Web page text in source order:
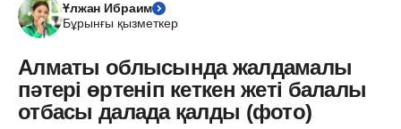
Ұлжан Ибраим
Бұрынғы қызметкер
Алматы облысында жалдамалы
пәтері өртеніп кеткен жеті балалы
отбасы далада қалды (фото)